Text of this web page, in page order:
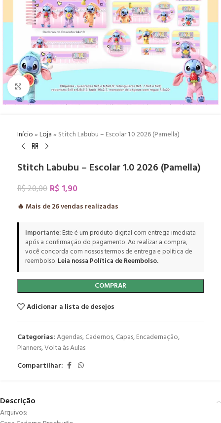
Click to enlarge
Início»Loja» Stitch Labubu – Escolar 1.0 2026 (Pamella)
Stitch Labubu – Escolar 1.0 2026 (Pamella)
R$20,00 R$ 1,90
🔥 Mais de26vendas realizadas
Importante:Este é um produto digital com entrega imediata
após a confirmação do pagamento. Ao realizar a compra,
você concorda com nossos termos de entrega e política de
reembolso.Leia nossa Política de Reembolso.
COMPRAR
Adicionar a lista de desejos
Categorias:Agendas,Cadernos,Capas,Encadernação,
Planners,Volta às Aulas
Compartilhar:
Descrição
Arquivos: